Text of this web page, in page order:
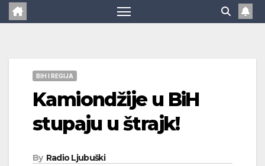
BIH I REGIJA
Kamiondžije u BiH
stupaju u štrajk!
By Radio Ljubuški